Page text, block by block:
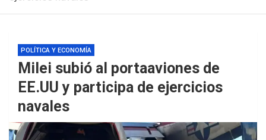
POLÍTICA Y ECONOMÍA
Milei subió al portaaviones de
EE.UU y participa de ejercicios
navales